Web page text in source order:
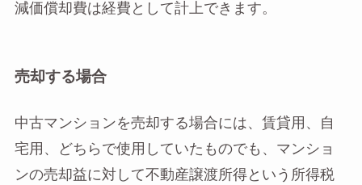
減価償却費は経費として計上できます。
売却する場合
中古マンションを売却する場合には、賃貸用、自
宅用、どちらで使用していたものでも、マンショ
ンの売却益に対して不動産譲渡所得という所得税